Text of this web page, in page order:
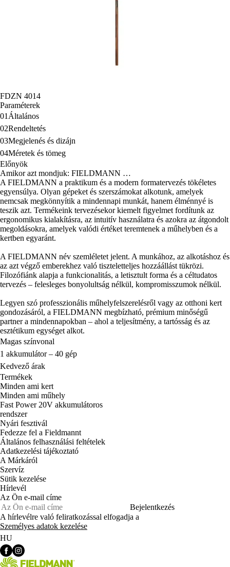
FDZN 4014
Paraméterek
01 Általános
02Rendeltetés
03Megjelenés és dizájn
04Méretek és tömeg
Előnyök
Amikor azt mondjuk: FIELDMANN …
A FIELDMANN a praktikum és a modern formatervezés tökéletes
egyensúlya. Olyan gépeket és szerszámokat alkotunk, amelyek
nemcsak megkönnyítik a mindennapi munkát, hanem élménnyé is
teszik azt. Termékeink tervezésekor kiemelt figyelmet fordítunk az
ergonomikus kialakításra, az intuitív használatra és azokra az átgondolt
megoldásokra, amelyek valódi értéket teremtenek a műhelyben és a
kertben egyaránt.
A FIELDMANN név szemléletet jelent. A munkához, az alkotáshoz és
az azt végző emberekhez való tiszteletteljes hozzáállást tükrözi.
Filozófiánk alapja a funkcionalitás, a letisztult forma és a céltudatos
tervezés – felesleges bonyolultság nélkül, kompromisszumok nélkül.
Legyen szó professzionális műhelyfelszerelésről vagy az otthoni kert
gondozásáról, a FIELDMANN megbízható, prémium minőségű
partner a mindennapokban – ahol a teljesítmény, a tartósság és az
esztétikum egységet alkot.
Magas színvonal
1 akkumulátor – 40 gép
Kedvező árak
Termékek
Minden ami kert
Minden ami műhely
Fast Power 20V akkumulátoros
rendszer
Nyári fesztivál
Fedezze fel a Fieldmannt
Általános felhasználási feltételek
Adatkezelési tájékoztató
A Márkáról
Szervíz
Sütik kezelése
Hírlevél
Az Ön e-mail címe
Bejelentkezés
A hírlevélre való feliratkozással elfogadja a
Személyes adatok kezelése
HU